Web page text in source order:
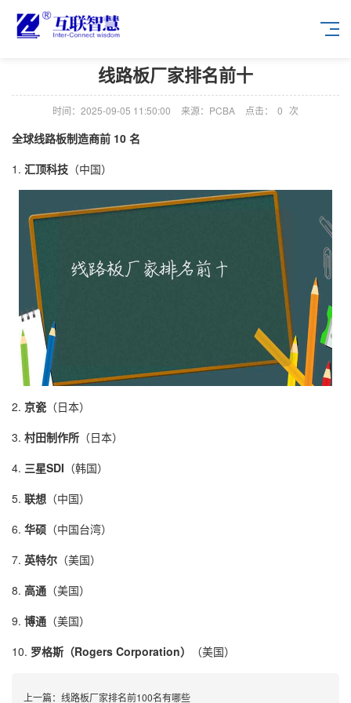
线路板厂家排名前十
时间：2025-09-05 11:50:00 来源：PCBA 点击： 0 次
全球线路板制造商前 10 名
1. 汇顶科技 （中国）
2. 京瓷 （日本）
3. 村田制作所 （日本）
4. 三星SDI （韩国）
5. 联想 （中国）
6. 华硕 （中国台湾）
7. 英特尔 （美国）
8. 高通 （美国）
9. 博通 （美国）
10. 罗格斯（Rogers Corporation） （美国）
上一篇： 线路板厂家排名前100名有哪些